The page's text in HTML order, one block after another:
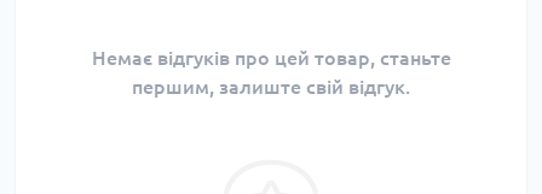
Немає відгуків про цей товар, станьте
першим, залиште свій відгук.